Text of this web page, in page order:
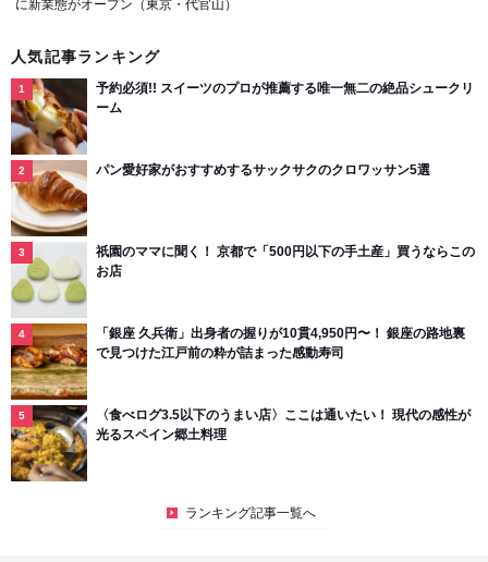
に新業態がオープン（東京・代官山）
人気記事ランキング
予約必須!! スイーツのプロが推薦する唯一無二の絶品シュークリ
ーム
パン愛好家がおすすめするサックサクのクロワッサン5選
祇園のママに聞く！ 京都で「500円以下の手土産」買うならこの
お店
「銀座 久兵衛」出身者の握りが10貫4,950円〜！ 銀座の路地裏
で見つけた江戸前の粋が詰まった感動寿司
〈食べログ3.5以下のうまい店〉ここは通いたい！ 現代の感性が
光るスペイン郷土料理
ランキング記事一覧へ